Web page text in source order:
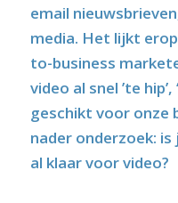
email
media. Het lijkt
to-business
video al snel ’te
geschikt voor onze
nader onderzoek:
al klaar voor video?